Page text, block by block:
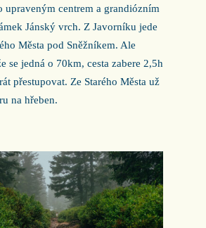
upraveným centrem a grandiózním
Jánský vrch. Z Javorníku jede
Města pod Sněžníkem. Ale
se jedná o 70km, cesta zabere 2,5h
přestupovat. Ze Starého Města už
na hřeben.